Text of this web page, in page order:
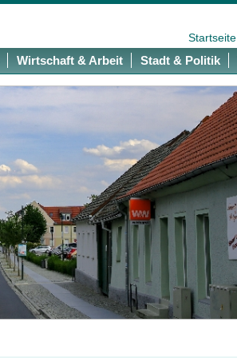
Startseite
Wirtschaft & Arbeit Stadt & Politik